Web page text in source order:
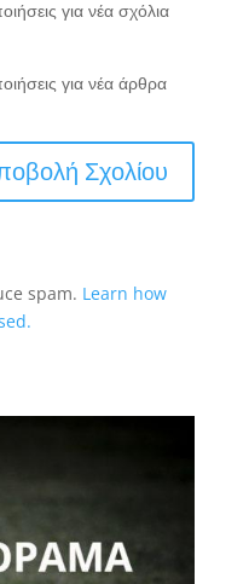
για νέα σχόλια
για νέα άρθρα
spam. Learn how